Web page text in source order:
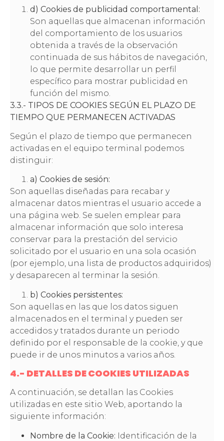
d) Cookies de publicidad comportamental:
Son aquellas que almacenan información
del comportamiento de los usuarios
obtenida a través de la observación
continuada de sus hábitos de navegación,
lo que permite desarrollar un perfil
específico para mostrar publicidad en
función del mismo.
3.3.- TIPOS DE COOKIES SEGÚN EL PLAZO DE
TIEMPO QUE PERMANECEN ACTIVADAS
Según el plazo de tiempo que permanecen
activadas en el equipo terminal podemos
distinguir:
a) Cookies de sesión:
Son aquellas diseñadas para recabar y
almacenar datos mientras el usuario accede a
una página web. Se suelen emplear para
almacenar información que solo interesa
conservar para la prestación del servicio
solicitado por el usuario en una sola ocasión
(por ejemplo, una lista de productos adquiridos)
y desaparecen al terminar la sesión.
b) Cookies persistentes:
Son aquellas en las que los datos siguen
almacenados en el terminal y pueden ser
accedidos y tratados durante un periodo
definido por el responsable de la cookie, y que
puede ir de unos minutos a varios años.
4.- DETALLES DE COOKIES UTILIZADAS
A continuación, se detallan las Cookies
utilizadas en este sitio Web, aportando la
siguiente información:
Nombre de la Cookie: Identificación de la